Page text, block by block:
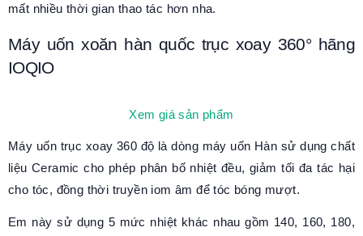
mất nhiều thời gian thao tác hơn nha.
Máy uốn xoăn hàn quốc trục xoay 360° hãng
IOQIO
Xem giá sản phẩm
Máy uốn trục xoay 360 độ là dòng máy uốn Hàn sử dụng chất
liệu Ceramic cho phép phân bố nhiệt đều, giảm tối đa tác hại
cho tóc, đồng thời truyền iom âm để tóc bóng mượt.
Em này sử dụng 5 mức nhiệt khác nhau gồm 140, 160, 180,